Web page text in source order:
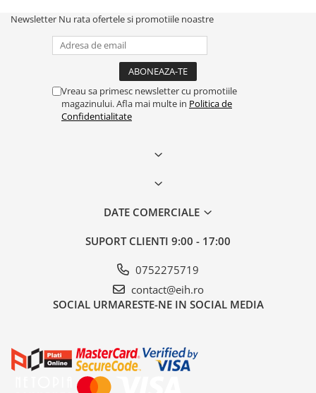
Newsletter Nu rata ofertele si promotiile noastre
Vreau sa primesc newsletter cu promotiile
magazinului. Afla mai multe in Politica de
Confidentialitate
DATE COMERCIALE
SUPORT CLIENTI 9:00 - 17:00
0752275719
contact@eih.ro
SOCIAL URMARESTE-NE IN SOCIAL MEDIA